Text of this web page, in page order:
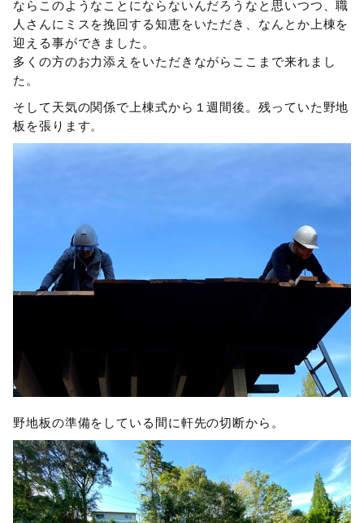
ならこのようなことにならないんだろうなと思いつつ、職
人さんにミスを挽回する知恵をいただき、なんとか上棟を
迎える事ができました。
多くの方のお力添えをいただきながらここまで来れまし
た。
そして天気の関係で上棟式から１週間後。残っていた野地
板を張ります。
野地板の準備をしている間に軒先の切断から。